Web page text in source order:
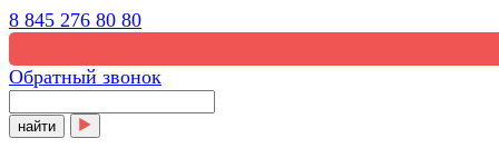
8 845 276 80 80
Обратный звонок
найти